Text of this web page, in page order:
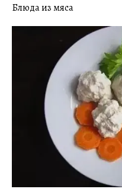
Блюда из мяса